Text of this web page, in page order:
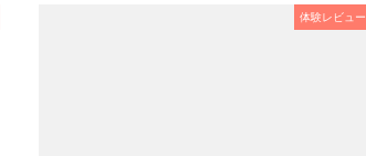
体験レビュー